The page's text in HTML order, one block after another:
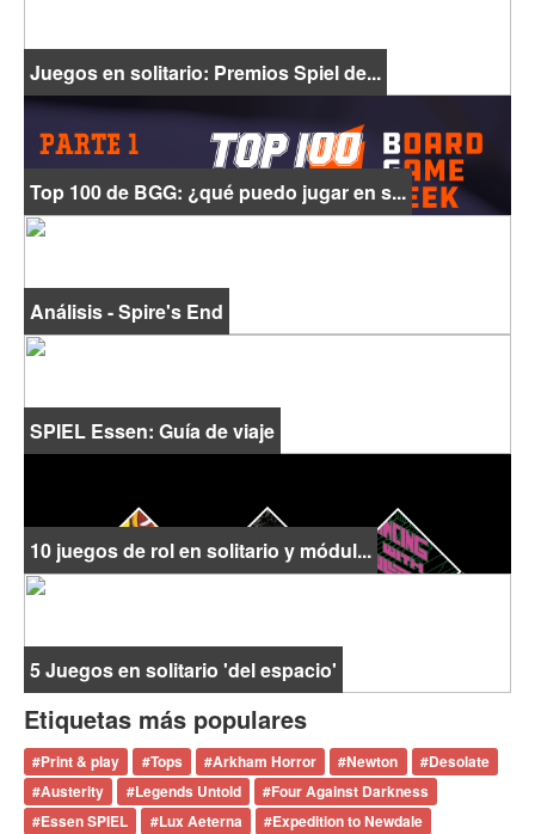
Juegos en solitario: Premios Spiel de...
Top 100 de BGG: ¿qué puedo jugar en s...
Análisis - Spire's End
SPIEL Essen: Guía de viaje
10 juegos de rol en solitario y módul...
5 Juegos en solitario 'del espacio'
Etiquetas más populares
#Print & play #Tops #Arkham Horror #Newton #Desolate
#Austerity #Legends Untold #Four Against Darkness
#Essen SPIEL #Lux Aeterna #Expedition to Newdale